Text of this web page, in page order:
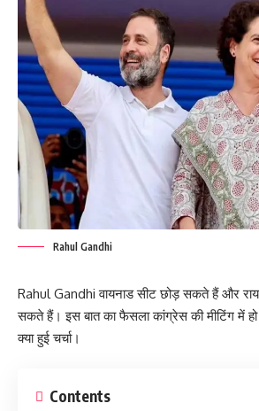
Rahul Gandhi
Rahul Gandhi वायनाड सीट छोड़ सकते हैं और
सकते हैं। इस बात का फैसला कांग्रेस की मीटिंग में हो
क्या हुई चर्चा।
Contents